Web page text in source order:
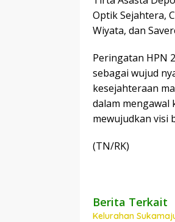
Optik Sejahtera,
Wiyata, dan
Peringatan HPN
sebagai wujud
kesejahteraan
dalam
mewujudkan visi
(TN/RK)
Berita Terkait
Kelurahan